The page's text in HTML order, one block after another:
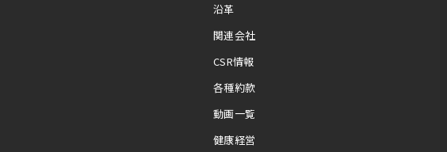
沿革
関連会社
CSR情報
各種約款
動画一覧
健康経営